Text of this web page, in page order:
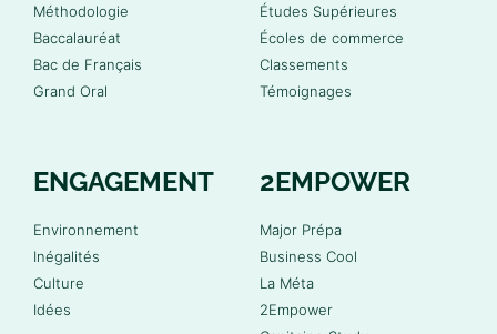
Méthodologie
Baccalauréat
Bac de Français
Grand Oral
Études Supérieures
Écoles de commerce
Classements
Témoignages
ENGAGEMENT
Environnement
Inégalités
Culture
Idées
2EMPOWER
Major Prépa
Business Cool
La Méta
2Empower